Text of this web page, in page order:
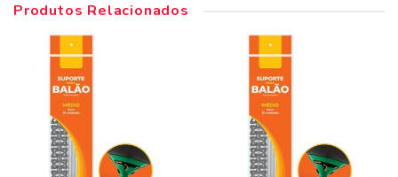
Produtos Relacionados